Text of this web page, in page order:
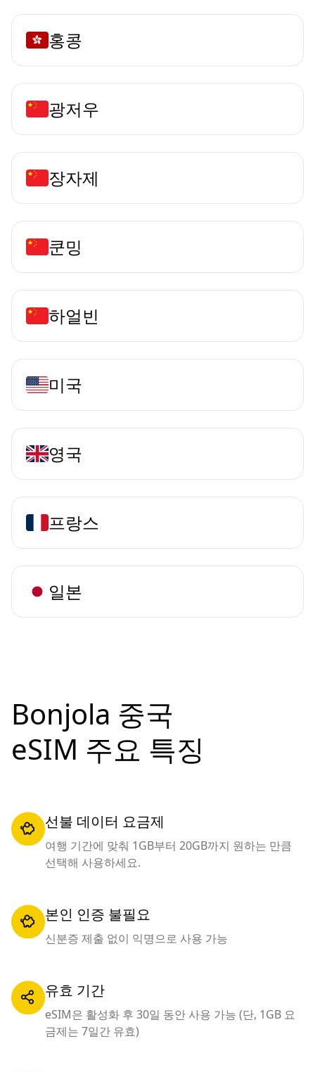
홍콩
광저우
장자제
쿤밍
하얼빈
미국
영국
프랑스
일본
Bonjola 중국
eSIM 주요 특징
선불 데이터 요금제
여행 기간에 맞춰 1GB부터 20GB까지 원하는 만큼
선택해 사용하세요.
본인 인증 불필요
신분증 제출 없이 익명으로 사용 가능
유효 기간
eSIM은 활성화 후 30일 동안 사용 가능 (단, 1GB 요
금제는 7일간 유효)